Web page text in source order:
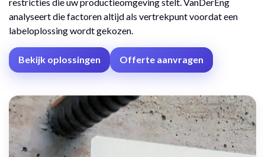
analyseert die factoren altijd als vertrekpunt voordat een
labeloplossing wordt gekozen.
Bekijk oplossingen Offerte aanvragen